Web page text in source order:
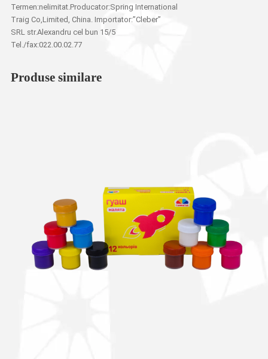
Termen:nelimitat.Producator:Spring International
Traig Co,Limited, China. Importator:”Cleber”
SRL str.Alexandru cel bun 15/5
Tel./fax:022.00.02.77
Produse similare